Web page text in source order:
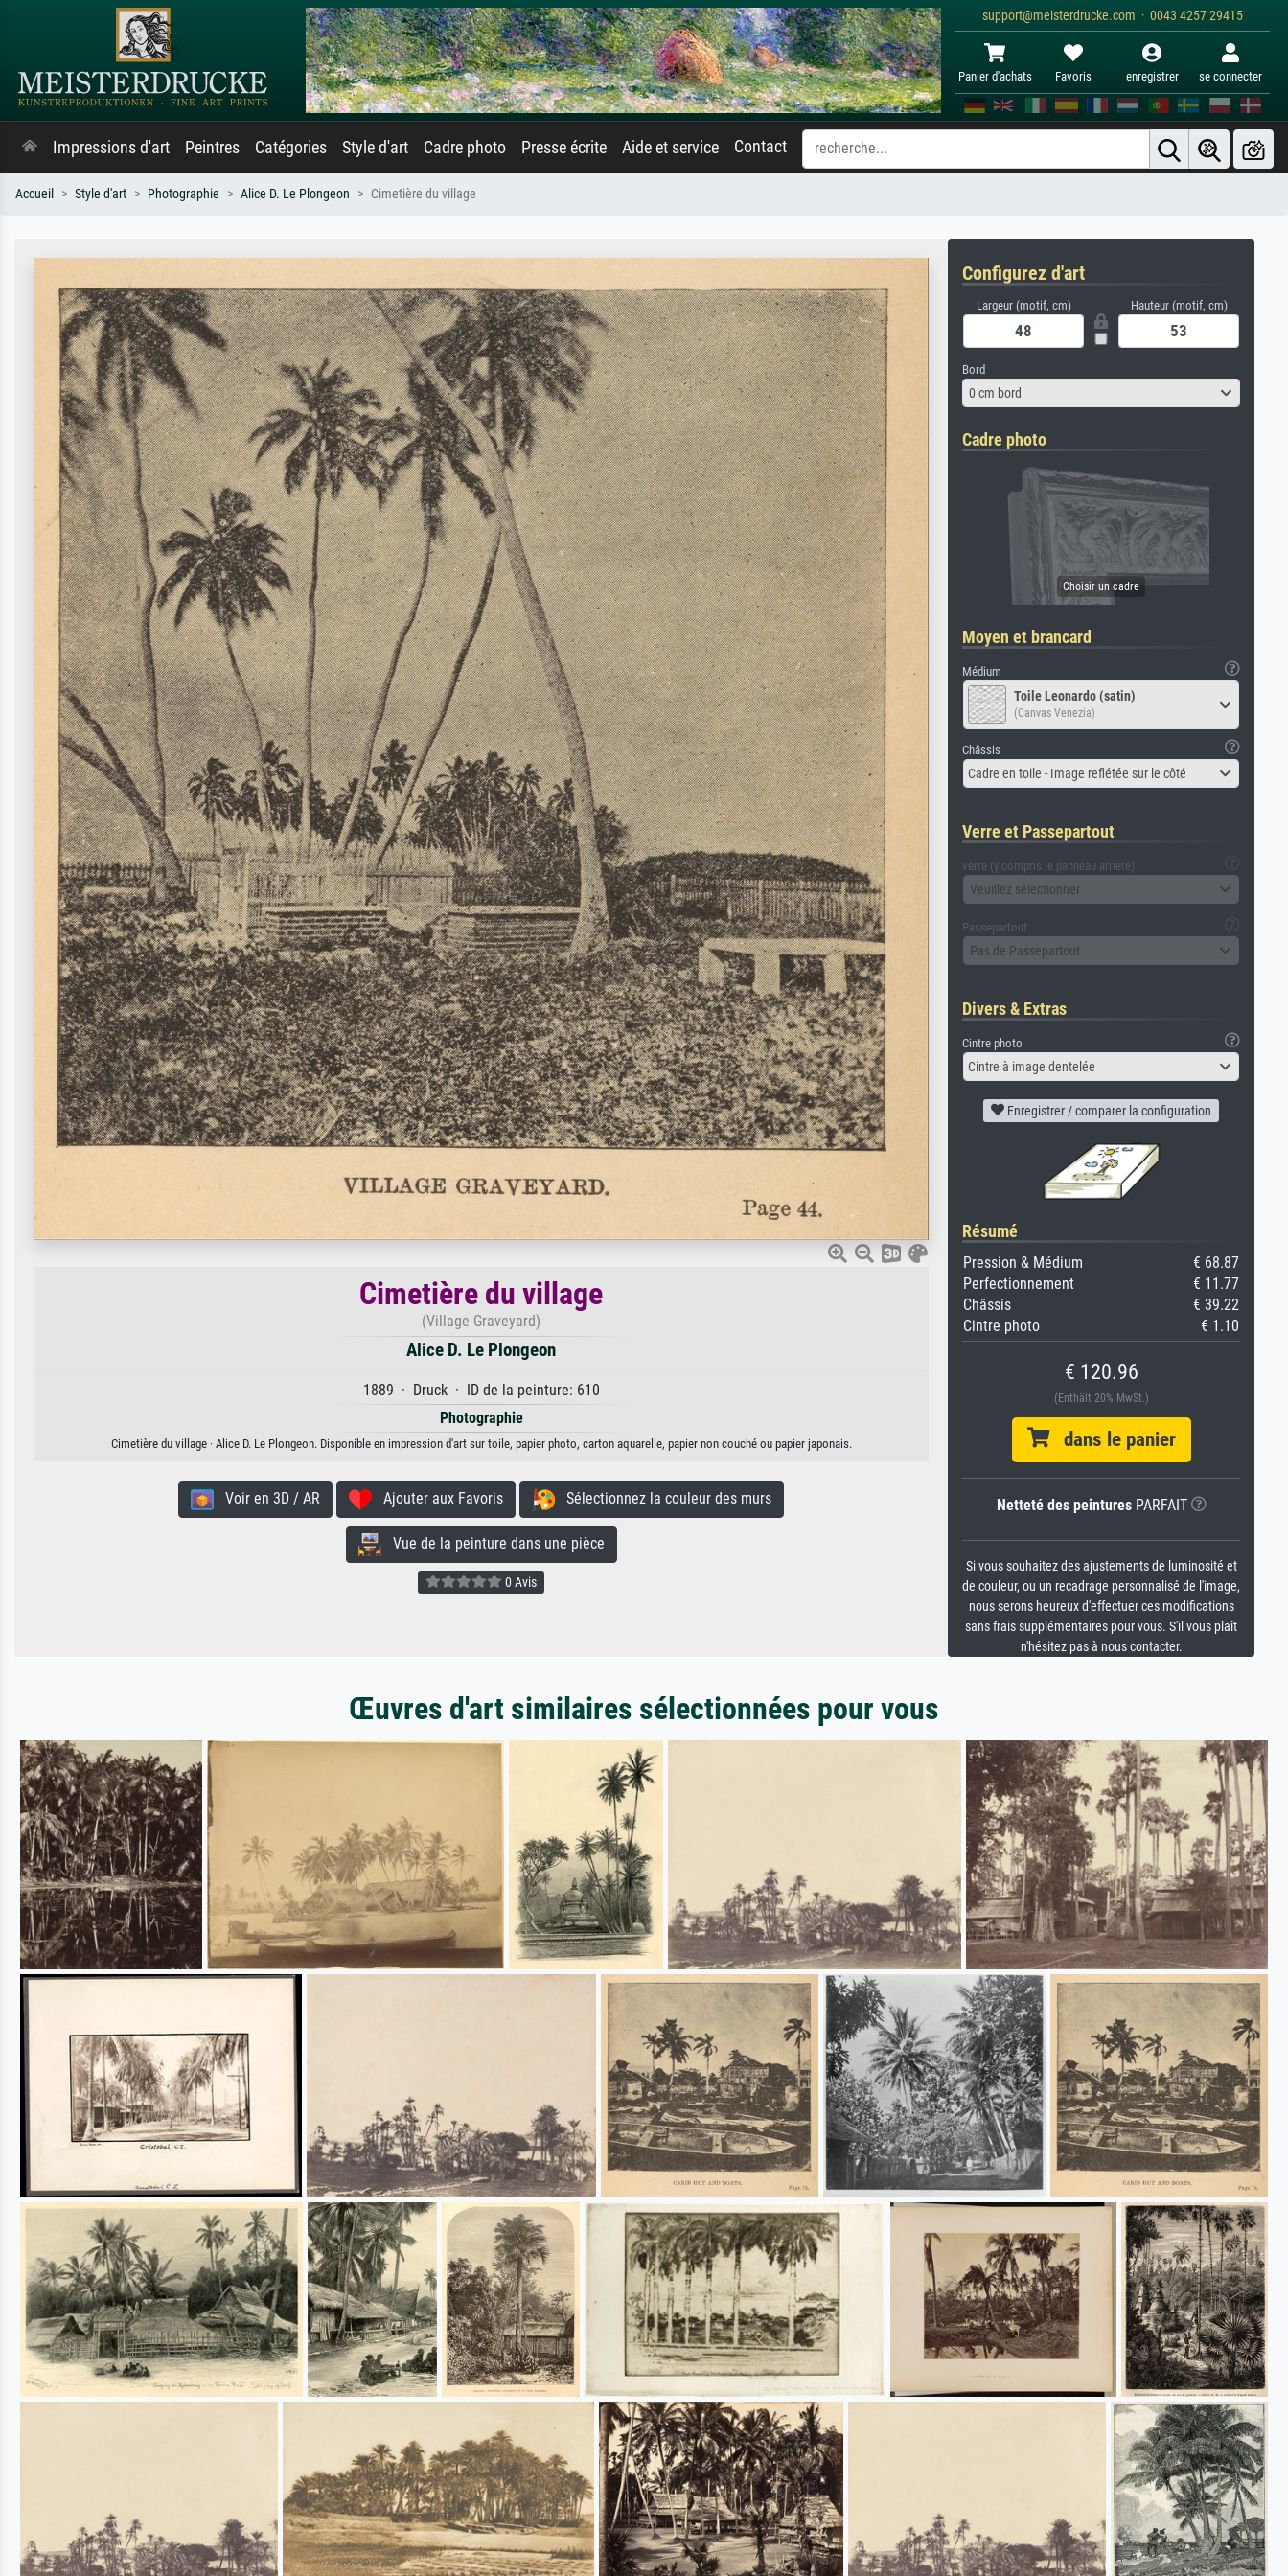
support@meisterdrucke.com · 0043 4257 29415
Panier d'achats Favoris enregistrer se connecter
Impressions d'art Peintres Catégories Style d'art Cadre photo Presse écrite Aide et service Contact
Accueil Style d'art Photographie Alice D. Le Plongeon Cimetière du village
Cimetière du village
(Village Graveyard)
Alice D. Le Plongeon
1889 · Druck · ID de la peinture: 610
Photographie
Cimetière du village · Alice D. Le Plongeon. Disponible en impression d'art sur toile, papier photo, carton aquarelle, papier non couché ou papier japonais.
Voir en 3D / AR Ajouter aux Favoris Sélectionnez la couleur des murs
Vue de la peinture dans une pièce
0 Avis
Configurez d'art
Largeur (motif, cm) Hauteur (motif, cm)
Bord
0 cm bord
Cadre photo
Moyen et brancard
Médium
Toile Leonardo (satin)
(Canvas Venezia)
Châssis
Cadre en toile - Image reflétée sur le côté
Verre et Passepartout
verre (y compris le panneau arrière)
Veuillez sélectionner
Passepartout
Pas de Passepartout
Divers & Extras
Cintre photo
Cintre à image dentelée
Enregistrer / comparer la configuration
Résumé
Pression & Médium
€ 68.87
Perfectionnement
€ 11.77
Châssis
€ 39.22
Cintre photo
€ 1.10
€ 120.96
(Enthält 20% MwSt.)
dans le panier
Netteté des peinturesPARFAIT
Si vous souhaitez des ajustements de luminosité et
de couleur, ou un recadrage personnalisé de l'image,
nous serons heureux d'effectuer ces modifications
sans frais supplémentaires pour vous. S'il vous plaît
n'hésitez pas à nous contacter.
Œuvres d'art similaires sélectionnées pour vous